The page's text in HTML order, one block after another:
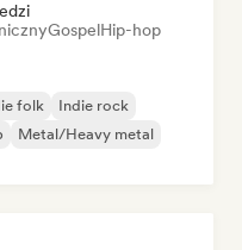
GospelHip-hop
folk
Indie rock
Metal/Heavy metal